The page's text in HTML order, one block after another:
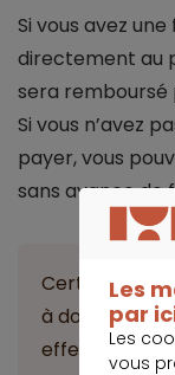
Si vous avez
directement au
sera remboursé
Si vous n’avez
payer, vous
sans avance de
Certains
à domicile ou
effectuer le
Les
par
Les
vous